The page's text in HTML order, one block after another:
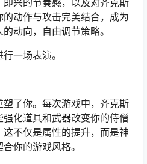
兴的节奏感，以及对齐克斯
动作与攻击完美结合，成为
动向，自由调节策略。
一场表演。
了你。每次游戏中，齐克斯
化道具和武器改变你的侍僧
不仅是属性的提升，而是神
你的游戏风格。